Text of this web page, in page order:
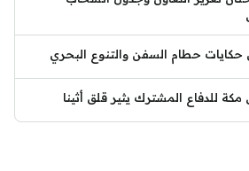
حكايات حطام السفن والتنوع البحري
مكة للدفاع المشترك يثير قلق أثينا